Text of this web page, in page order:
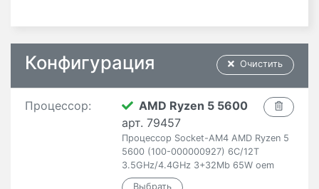
Очистить
Конфигурация
Процессор:
AMD Ryzen 5 5600
арт. 79457
Процессор Socket-AM4 AMD Ryzen 5
5600 (100-000000927) 6C/12T
3.5GHz/4.4GHz 3+32Mb 65W oem